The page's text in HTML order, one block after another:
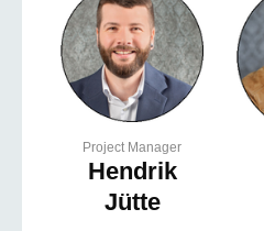
Project Manager
Hendrik
Jütte